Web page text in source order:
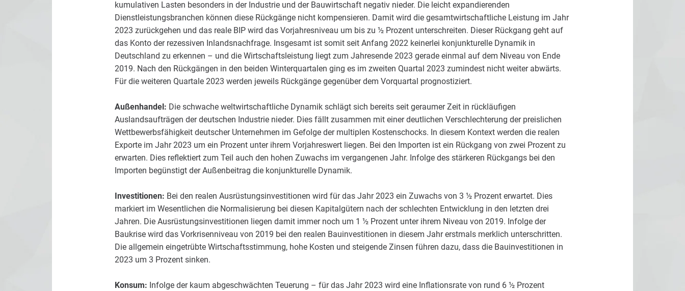
kumulativen Lasten besonders in der Industrie und der Bauwirtschaft negativ nieder. Die leicht expandierenden
Dienstleistungsbranchen können diese Rückgänge nicht kompensieren. Damit wird die gesamtwirtschaftliche Leistung im Jahr
2023 zurückgehen und das reale BIP wird das Vorjahresniveau um bis zu ½ Prozent unterschreiten. Dieser Rückgang geht auf
das Konto der rezessiven Inlandsnachfrage. Insgesamt ist somit seit Anfang 2022 keinerlei konjunkturelle Dynamik in
Deutschland zu erkennen – und die Wirtschaftsleistung liegt zum Jahresende 2023 gerade einmal auf dem Niveau von Ende
2019. Nach den Rückgängen in den beiden Winterquartalen ging es im zweiten Quartal 2023 zumindest nicht weiter abwärts.
Für die weiteren Quartale 2023 werden jeweils Rückgänge gegenüber dem Vorquartal prognostiziert.
Außenhandel: Die schwache weltwirtschaftliche Dynamik schlägt sich bereits seit geraumer Zeit in rückläufigen
Auslandsaufträgen der deutschen Industrie nieder. Dies fällt zusammen mit einer deutlichen Verschlechterung der preislichen
Wettbewerbsfähigkeit deutscher Unternehmen im Gefolge der multiplen Kostenschocks. In diesem Kontext werden die realen
Exporte im Jahr 2023 um ein Prozent unter ihrem Vorjahreswert liegen. Bei den Importen ist ein Rückgang von zwei Prozent zu
erwarten. Dies reflektiert zum Teil auch den hohen Zuwachs im vergangenen Jahr. Infolge des stärkeren Rückgangs bei den
Importen begünstigt der Außenbeitrag die konjunkturelle Dynamik.
Investitionen: Bei den realen Ausrüstungsinvestitionen wird für das Jahr 2023 ein Zuwachs von 3 ½ Prozent erwartet. Dies
markiert im Wesentlichen die Normalisierung bei diesen Kapitalgütern nach der schlechten Entwicklung in den letzten drei
Jahren. Die Ausrüstungsinvestitionen liegen damit immer noch um 1 ½ Prozent unter ihrem Niveau von 2019. Infolge der
Baukrise wird das Vorkrisenniveau von 2019 bei den realen Bauinvestitionen in diesem Jahr erstmals merklich unterschritten.
Die allgemein eingetrübte Wirtschaftsstimmung, hohe Kosten und steigende Zinsen führen dazu, dass die Bauinvestitionen in
2023 um 3 Prozent sinken.
Konsum: Infolge der kaum abgeschwächten Teuerung – für das Jahr 2023 wird eine Inflationsrate von rund 6 ½ Prozent